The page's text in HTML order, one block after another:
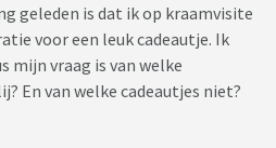
geleden is dat ik op kraamvisite
voor een leuk cadeautje. Ik
mijn vraag is van welke
En van welke cadeautjes niet?